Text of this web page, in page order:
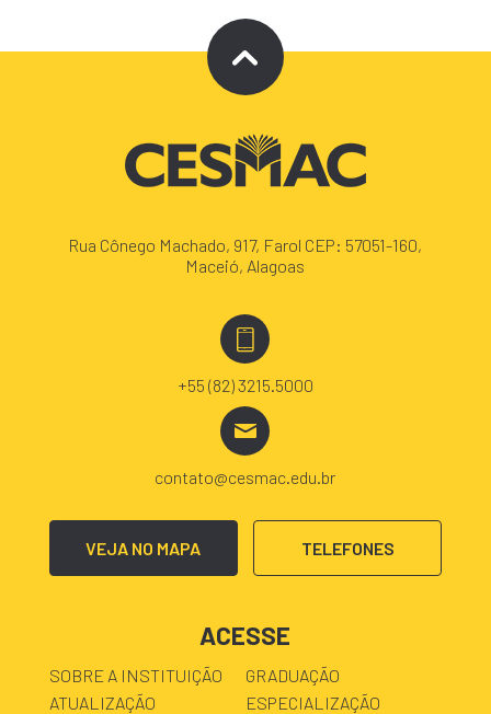
Rua Cônego Machado, 917, Farol CEP: 57051-160,
Maceió, Alagoas
+55 (82) 3215.5000
contato@cesmac.edu.br
VEJA NO MAPA TELEFONES
ACESSE
SOBRE A INSTITUIÇÃO
GRADUAÇÃO
ATUALIZAÇÃO
ESPECIALIZAÇÃO